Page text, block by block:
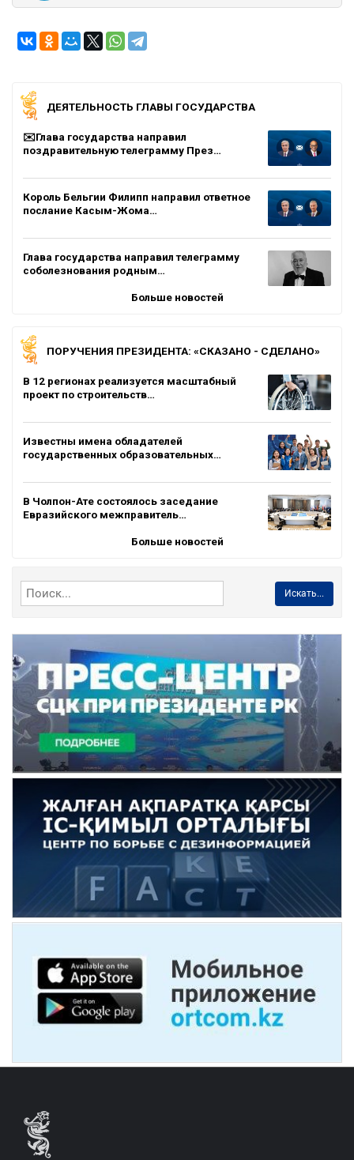
ДЕЯТЕЛЬНОСТЬ ГЛАВЫ ГОСУДАРСТВА
✉️Глава государства направил
поздравительную телеграмму През…
Король Бельгии Филипп направил ответное
послание Касым-Жома…
Глава государства направил телеграмму
соболезнования родным…
Больше новостей
ПОРУЧЕНИЯ ПРЕЗИДЕНТА: «СКАЗАНО - СДЕЛАНО»
В 12 регионах реализуется масштабный
проект по строительств…
Известны имена обладателей
государственных образовательных…
В Чолпон-Ате состоялось заседание
Евразийского межправитель…
Больше новостей
Искать...